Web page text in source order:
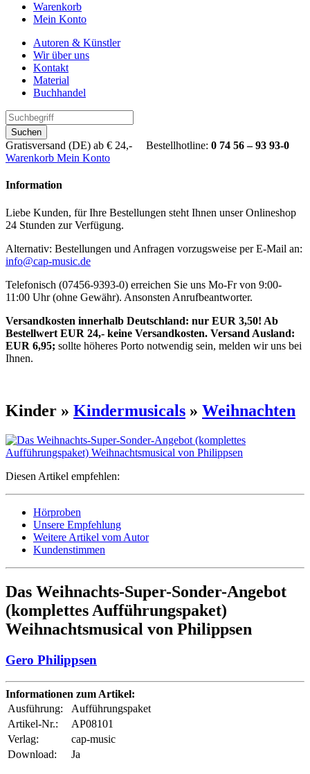
Warenkorb
Mein Konto
Autoren & Künstler
Wir über uns
Kontakt
Material
Buchhandel
Suchen
Gratisversand (DE) ab € 24,- Bestellhotline: 0 74 56 – 93 93-0
Warenkorb Mein Konto
Information
Liebe Kunden, für Ihre Bestellungen steht Ihnen unser Onlineshop
24 Stunden zur Verfügung.
Alternativ: Bestellungen und Anfragen vorzugsweise per E-Mail an:
info@cap-music.de
Telefonisch (07456-9393-0) erreichen Sie uns Mo-Fr von 9:00-
11:00 Uhr (ohne Gewähr). Ansonsten Anrufbeantworter.
Versandkosten innerhalb Deutschland: nur EUR 3,50! Ab
Bestellwert EUR 24,- keine Versandkosten. Versand Ausland:
EUR 6,95; sollte höheres Porto notwendig sein, melden wir uns bei
Ihnen.
Kinder » Kindermusicals » Weihnachten
Diesen Artikel empfehlen:
Hörproben
Unsere Empfehlung
Weitere Artikel vom Autor
Kundenstimmen
Das Weihnachts-Super-Sonder-Angebot
(komplettes Aufführungspaket)
Weihnachtsmusical von Philippsen
Gero Philippsen
Informationen zum Artikel:
Ausführung:
Aufführungspaket
Artikel-Nr.:
AP08101
Verlag:
cap-music
Download:
Ja